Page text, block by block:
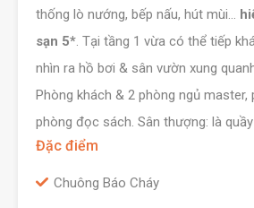
thống lò nướng, bếp nấu, hút mùi…
sạn 5*. Tại tầng 1 vừa có thể tiếp
nhìn ra hồ bơi & sân vườn xung
Phòng khách & 2 phòng ngủ master,
phòng đọc sách. Sân thượng: là quầy
Đặc điểm
Chuông Báo Cháy